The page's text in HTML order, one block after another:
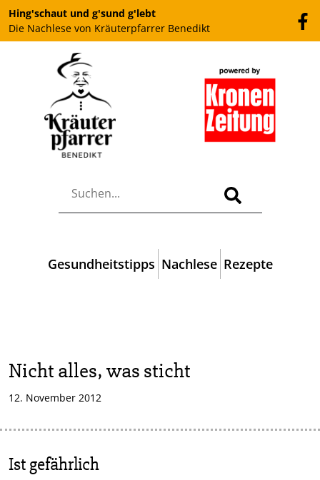
Hing'schaut und g'sund g'lebt
Die Nachlese von Kräuterpfarrer Benedikt
Gesundheitstipps Nachlese Rezepte
Nicht alles, was sticht
12. November 2012
Ist gefährlich